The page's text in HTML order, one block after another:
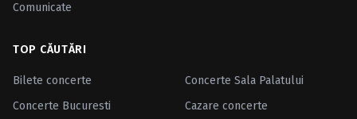
Comunicate
TOP CĂUTĂRI
Bilete concerte
Concerte Sala Palatului
Concerte Bucuresti
Cazare concerte